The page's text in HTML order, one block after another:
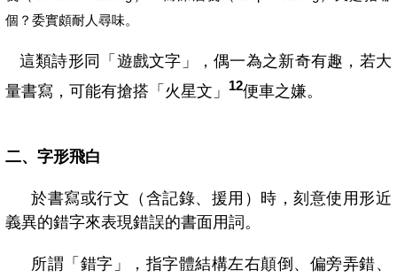
個？委實頗耐人尋味。
這類詩形同「遊戲文字」，偶一為之新奇有趣，若大
量書寫，可能有搶搭「火星文」
12便車之嫌。
二、字形飛白
於書寫或行文（含記錄、援用）時，刻意使用形近
義異的錯字來表現錯誤的書面用詞。
所謂「錯字」，指字體結構左右顛倒、偏旁弄錯、